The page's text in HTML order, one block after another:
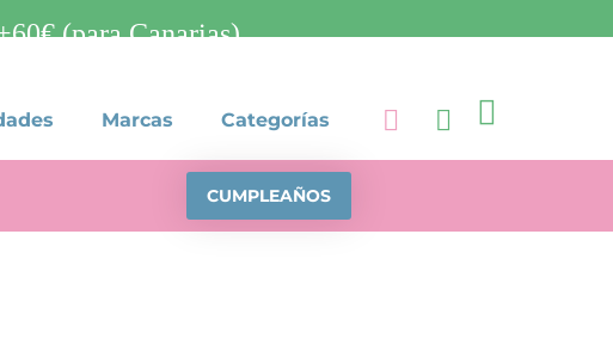
(para Canarias)
Marcas Categorías 
CUMPLEAÑOS